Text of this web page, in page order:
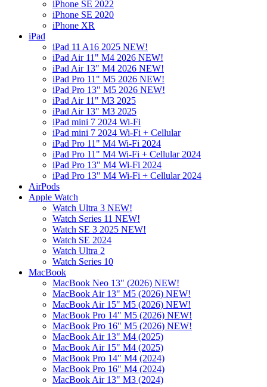
iPhone SE 2022
iPhone SE 2020
iPhone XR
iPad
iPad 11 A16 2025 NEW!
iPad Air 11" M4 2026 NEW!
iPad Air 13" M4 2026 NEW!
iPad Pro 11" M5 2026 NEW!
iPad Pro 13" M5 2026 NEW!
iPad Air 11" M3 2025
iPad Air 13" M3 2025
iPad mini 7 2024 Wi-Fi
iPad mini 7 2024 Wi-Fi + Cellular
iPad Pro 11" M4 Wi-Fi 2024
iPad Pro 11" M4 Wi-Fi + Cellular 2024
iPad Pro 13" M4 Wi-Fi 2024
iPad Pro 13" M4 Wi-Fi + Cellular 2024
AirPods
Apple Watch
Watch Ultra 3 NEW!
Watch Series 11 NEW!
Watch SE 3 2025 NEW!
Watch SE 2024
Watch Ultra 2
Watch Series 10
MacBook
MacBook Neo 13" (2026) NEW!
MacBook Air 13" M5 (2026) NEW!
MacBook Air 15" M5 (2026) NEW!
MacBook Pro 14" M5 (2026) NEW!
MacBook Pro 16" M5 (2026) NEW!
MacBook Air 13" M4 (2025)
MacBook Air 15" M4 (2025)
MacBook Pro 14" M4 (2024)
MacBook Pro 16" M4 (2024)
MacBook Air 13" M3 (2024)